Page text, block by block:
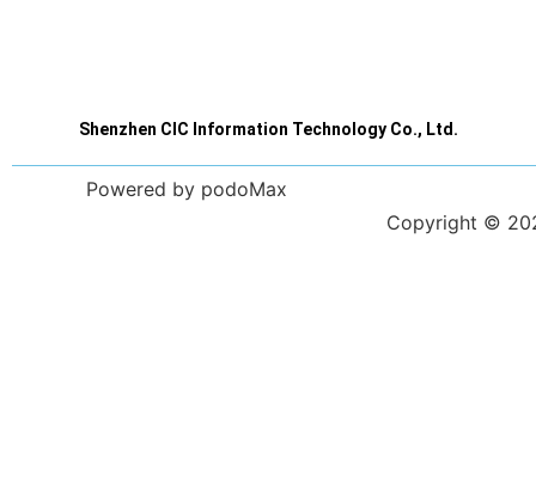
Shenzhen CIC Information Technology Co., Ltd.
Powered by podoMax
Copyright ©